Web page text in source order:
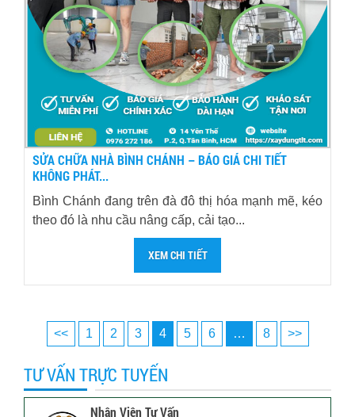
SỬA CHỮA NHÀ BÌNH CHÁNH – BÁO GIÁ CHI TIẾT
KHÔNG PHÁT...
Bình Chánh đang trên đà đô thị hóa mạnh mẽ, kéo
theo đó là nhu cầu nâng cấp, cải tạo...
XEM CHI TIẾT
<< 1 2 3 4 5 6 … 8 >>
TƯ VẤN TRỰC TUYẾN
Nhân Viên Tư Vấn